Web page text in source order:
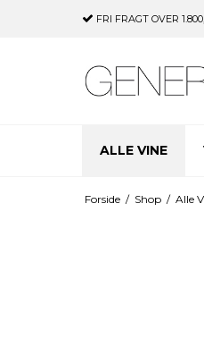
FRI FRAGT OVER
ALLE VINE
Forside / Shop / Alle